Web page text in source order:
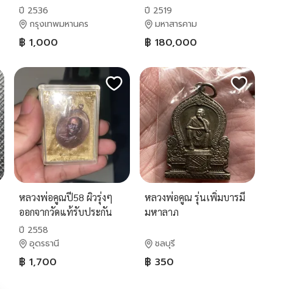
ปี 2536
กรุงเทพมหานคร
฿ 1,000
ปี 2519
มหาสารคาม
฿ 180,000
หลวงพ่อคูณปี58 ผิวรุ่งๆ
ออกจากวัดแท้รับประกัน
ปี 2558
อุดรธานี
฿ 1,700
หลวงพ่อคูณ รุ่นเพิ่มบารมี
มหาลาภ
ชลบุรี
฿ 350